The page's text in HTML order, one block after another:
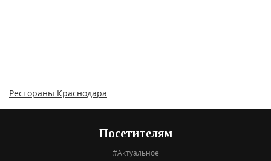
Рестораны Краснодара
Посетителям
#Актуальное